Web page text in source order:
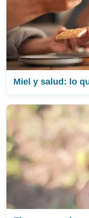
Miel y salud: lo